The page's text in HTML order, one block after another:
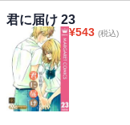
君に届け 23
¥543 (税込)